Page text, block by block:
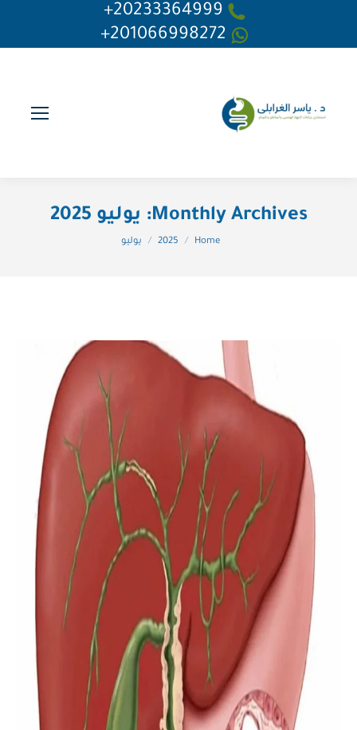
20233364999+
201066998272+
Monthly Archives: يوليو 2025
You are here:
Home
2025 يوليو